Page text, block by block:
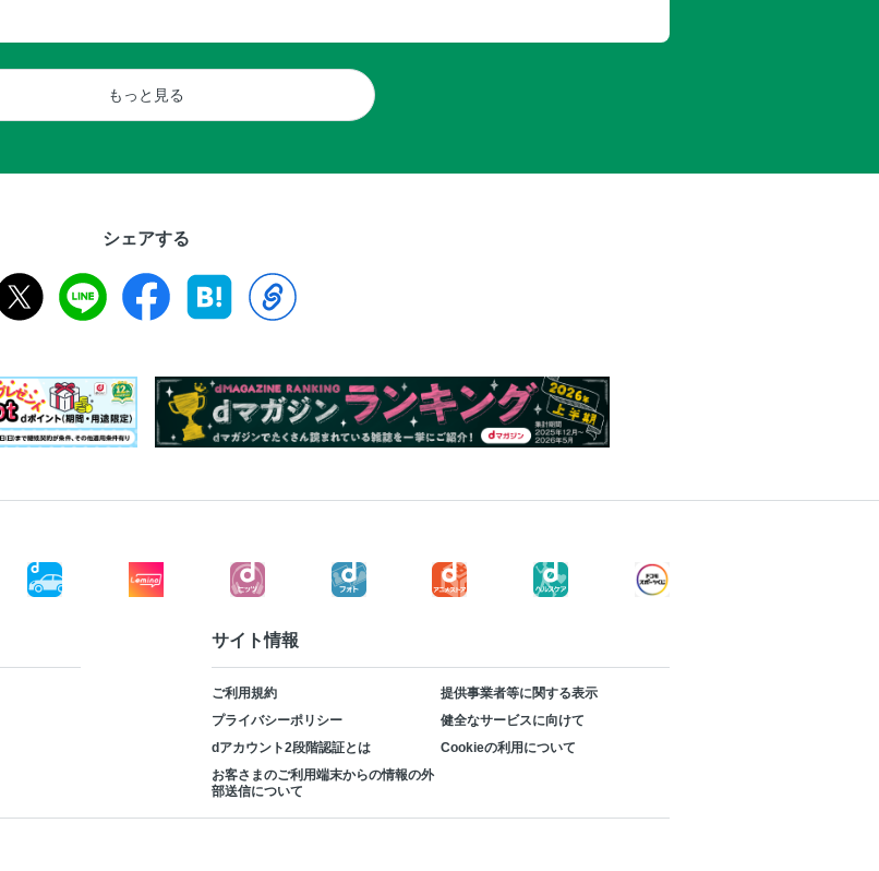
もっと見る
シェアする
サイト情報
ご利用規約
提供事業者等に関する表示
プライバシーポリシー
健全なサービスに向けて
dアカウント2段階認証とは
Cookieの利用について
お客さまのご利用端末からの情報の外
部送信について